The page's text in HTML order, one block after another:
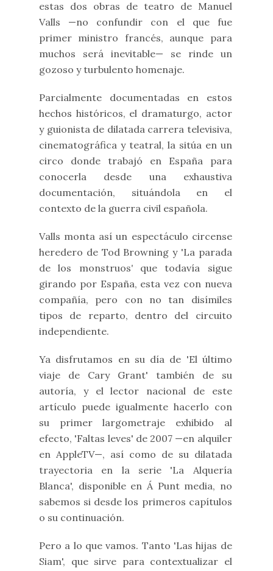
estas dos obras de teatro de Manuel
Valls —no confundir con el que fue
primer ministro francés, aunque para
muchos será inevitable— se rinde un
gozoso y turbulento homenaje.
Parcialmente documentadas en estos
hechos históricos, el dramaturgo, actor
y guionista de dilatada carrera televisiva,
cinematográfica y teatral, la sitúa en un
circo donde trabajó en España para
conocerla desde una exhaustiva
documentación, situándola en el
contexto de la guerra civil española.
Valls monta así un espectáculo circense
heredero de Tod Browning y 'La parada
de los monstruos'que todavía sigue
girando por España, esta vez con nueva
compañía, pero con no tan disímiles
tipos de reparto, dentro del circuito
independiente.
Ya disfrutamos en su día de 'El último
viaje de Cary Grant' también de su
autoría, y el lector nacional de este
artículo puede igualmente hacerlo con
su primer largometraje exhibido al
efecto, 'Faltas leves' de 2007 —en alquiler
en AppleTV—, así como de su dilatada
trayectoria en la serie 'La Alquería
Blanca', disponible en Á Punt media, no
sabemos si desde los primeros capítulos
o su continuación.
Pero a lo que vamos. Tanto 'Las hijas de
Siam', que sirve para contextualizar el